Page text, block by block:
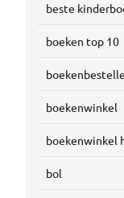
beste
boeken top 10
boekenwinkel
boekenwinkel
bol